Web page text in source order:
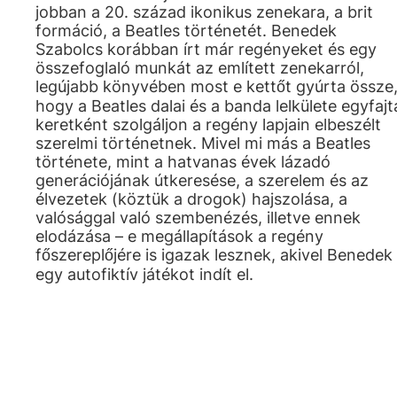
jobban a 20. század ikonikus zenekara, a brit
formáció, a Beatles történetét. Benedek
Szabolcs korábban írt már regényeket és egy
összefoglaló munkát az említett zenekarról,
legújabb könyvében most e kettőt gyúrta össze,
hogy a Beatles dalai és a banda lelkülete
keretként szolgáljon a regény lapjain elbeszélt
szerelmi történetnek. Mivel mi más a Beatles
története, mint a hatvanas évek lázadó
generációjának útkeresése, a szerelem és az
élvezetek (köztük a drogok) hajszolása, a
valósággal való szembenézés, illetve ennek
elodázása – e megállapítások a regény
főszereplőjére is igazak lesznek, akivel Benedek
egy autofiktív játékot indít el.